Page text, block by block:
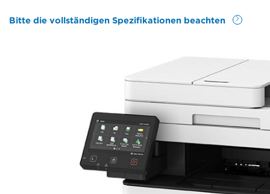
Bitte die vollständigen Spezifikationen beachten